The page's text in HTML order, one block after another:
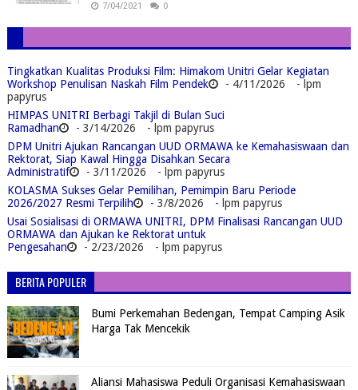
7/04/2021 0
Tingkatkan Kualitas Produksi Film: Himakom Unitri Gelar Kegiatan
Workshop Penulisan Naskah Film Pendek
- 4/11/2026
- lpm
papyrus
HIMPAS UNITRI Berbagi Takjil di Bulan Suci
Ramadhan
- 3/14/2026
- lpm papyrus
DPM Unitri Ajukan Rancangan UUD ORMAWA ke Kemahasiswaan dan
Rektorat, Siap Kawal Hingga Disahkan Secara
Administratif
- 3/11/2026
- lpm papyrus
KOLASMA Sukses Gelar Pemilihan, Pemimpin Baru Periode
2026/2027 Resmi Terpilih
- 3/8/2026
- lpm papyrus
Usai Sosialisasi di ORMAWA UNITRI, DPM Finalisasi Rancangan UUD
ORMAWA dan Ajukan ke Rektorat untuk
Pengesahan
- 2/23/2026 - lpm papyrus
BERITA POPULER
Bumi Perkemahan Bedengan, Tempat Camping Asik
Harga Tak Mencekik
Aliansi Mahasiswa Peduli Organisasi Kemahasiswaan